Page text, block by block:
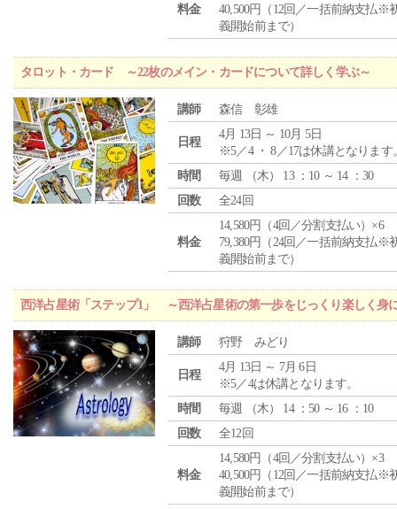
料金
40,500円（12回／一括前納支払※
義開始前まで）
タロット・カード ～22枚のメイン・カードについて詳しく学ぶ～
講師 森信 彰雄
日程
4月 13日 ～ 10月 5日
※5／4 ・ 8／17は休講となります
時間
毎週 （木） 13 ：10 ～ 14 ：30
回数
全24回
料金
14,580円（4回／分割支払い）×6
79,380円（24回／一括前納支払※
義開始前まで）
西洋占星術「ステップ1」 ～西洋占星術の第一歩をじっくり楽しく身
講師 狩野 みどり
日程
4月 13日 ～ 7月 6日
※5／4は休講となります。
時間
毎週 （木） 14 ：50 ～ 16 ：10
回数
全12回
料金
14,580円（4回／分割支払い）×3
40,500円（12回／一括前納支払※
義開始前まで）